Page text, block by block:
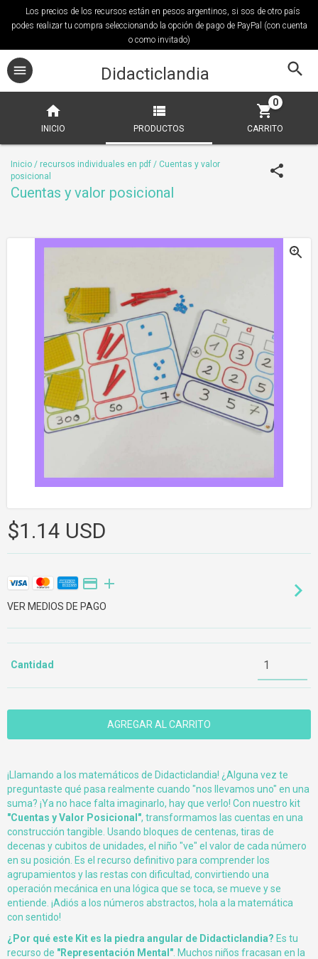
Los precios de los recursos están en pesos argentinos, si sos de otro país
podes realizar tu compra seleccionando la opción de pago de PayPal (con cuenta
o como invitado)
Didacticlandia
INICIO PRODUCTOS CARRITO
0
Inicio / recursos individuales en pdf / Cuentas y valor
posicional
Cuentas y valor posicional
$1.14 USD
VER MEDIOS DE PAGO
Cantidad
¡Llamando a los matemáticos de Didacticlandia! ¿Alguna vez te
preguntaste qué pasa realmente cuando "nos llevamos uno" en una
suma? ¡Ya no hace falta imaginarlo, hay que verlo! Con nuestro kit
"Cuentas y Valor Posicional", transformamos las cuentas en una
construcción tangible. Usando bloques de centenas, tiras de
decenas y cubitos de unidades, el niño "ve" el valor de cada número
en su posición. Es el recurso definitivo para comprender los
agrupamientos y las restas con dificultad, convirtiendo una
operación mecánica en una lógica que se toca, se mueve y se
entiende. ¡Adiós a los números abstractos, hola a la matemática
con sentido!
¿Por qué este Kit es la piedra angular de Didacticlandia? Es tu
recurso de "Representación Mental" . Muchos niños fracasan en la